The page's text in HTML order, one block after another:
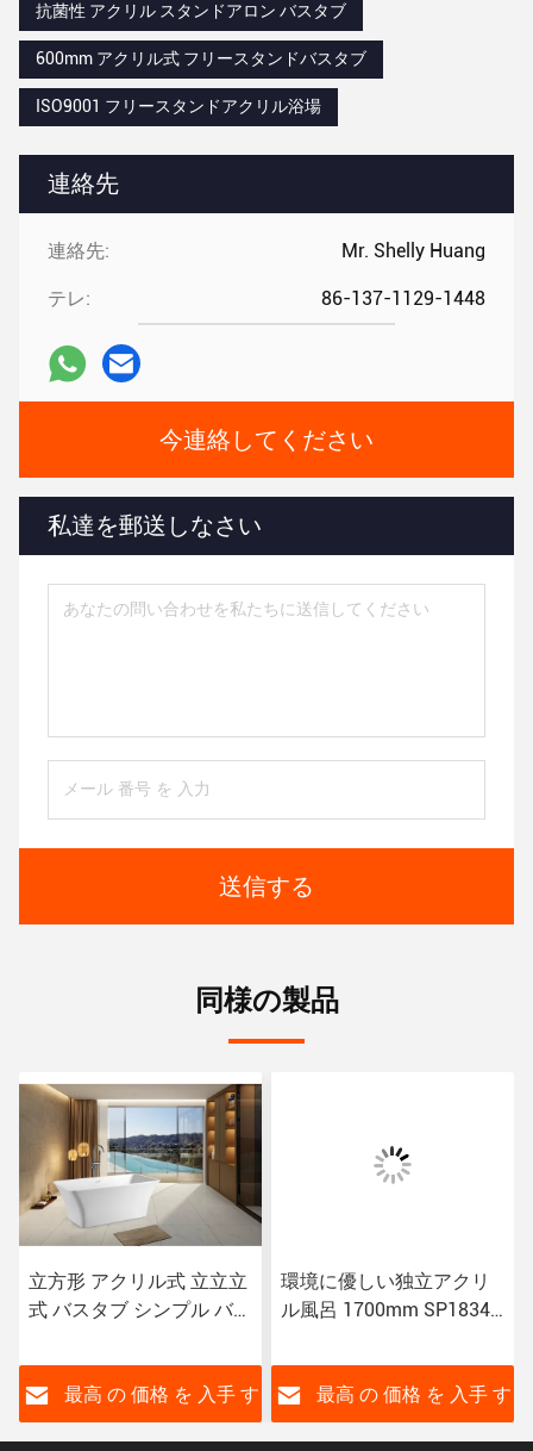
連絡先
連絡先: Mr. Shelly Huang
テレ: 86-137-1129-1448
今連絡してください
私達を郵送しなさい
送信する
抗菌性 アクリル スタンドアロン バスタブ
600mm アクリル式 フリースタンドバスタブ
ISO9001 フリースタンドアクリル浴場
同様の製品
立方形 アクリル式 立立立
式 バスタブ シンプル バス
最高 の 価格 を 入手 す
環境に優しい独立アクリ
ル風呂 1700mm SP1834
最高 の 価格 を 入手 す